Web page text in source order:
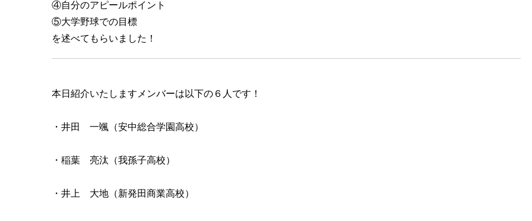
④自分のアピールポイント
⑤大学野球での目標
を述べてもらいました！
本日紹介いたしますメンバーは以下の６人です！
・井田 一颯（安中総合学園高校）
・稲葉 亮汰（我孫子高校）
・井上 大地（新発田商業高校）